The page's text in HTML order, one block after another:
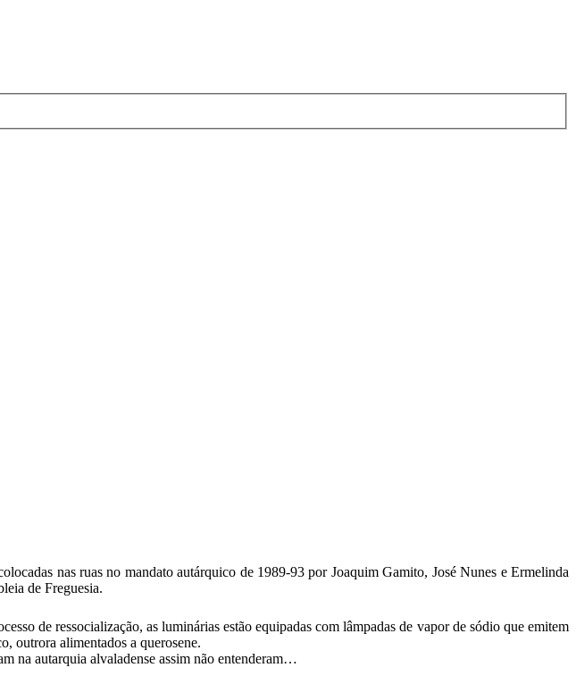
nas ruas no mandato autárquico de 1989-93 por Joaquim Gamito, José Nunes e Ermelinda
de Freguesia.
de ressocialização, as luminárias estão equipadas com lâmpadas de vapor de sódio que emitem
outrora alimentados a querosene.
na autarquia alvaladense assim não entenderam…